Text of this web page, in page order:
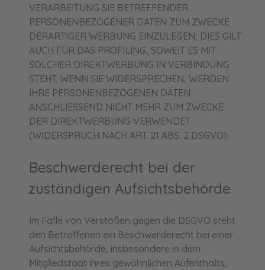
VERARBEITUNG SIE BETREFFENDER
PERSONENBEZOGENER DATEN ZUM ZWECKE
DERARTIGER WERBUNG EINZULEGEN; DIES GILT
AUCH FÜR DAS PROFILING, SOWEIT ES MIT
SOLCHER DIREKTWERBUNG IN VERBINDUNG
STEHT. WENN SIE WIDERSPRECHEN, WERDEN
IHRE PERSONENBEZOGENEN DATEN
ANSCHLIESSEND NICHT MEHR ZUM ZWECKE
DER DIREKTWERBUNG VERWENDET
(WIDERSPRUCH NACH ART. 21 ABS. 2 DSGVO).
Beschwerde­recht bei der
zuständigen Aufsichts­behörde
Im Falle von Verstößen gegen die DSGVO steht
den Betroffenen ein Beschwerderecht bei einer
Aufsichtsbehörde, insbesondere in dem
Mitgliedstaat ihres gewöhnlichen Aufenthalts,